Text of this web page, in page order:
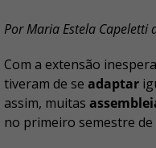
Por Maria Estela Capeletti
Com a extensão
tiveram de se adaptar
assim, muitas
no primeiro semestre